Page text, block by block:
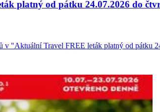
platný od pátku 24.07.2026 do
v "Aktuální Travel FREE leták platný od pátku